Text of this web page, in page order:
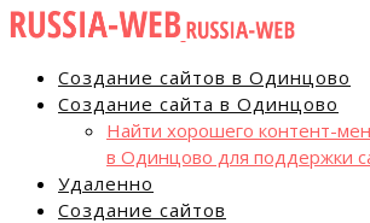
Создание сайтов в Одинцово
Создание сайта в Одинцово
Найти хорошего контент-
в Одинцово для поддержки
Удаленно
Создание сайтов